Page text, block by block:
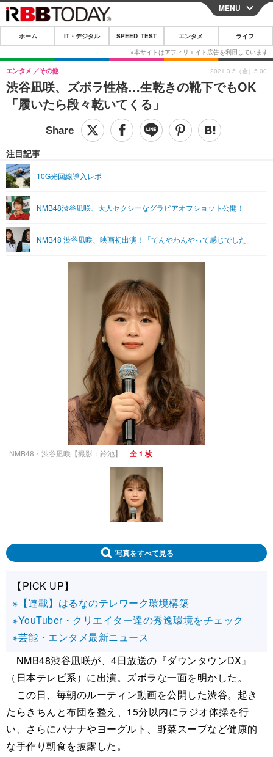
CLOSE
ホーム
IT・デジタル
IT・デジタルTOP スマートフォン
ショッピング その他
SPEED TEST
エンタメTOP 映画・ドラマ
グラビア ブログ
ショッピング その他
ライフTOP
リリース一覧
プッシュ通知の停止方法
MENU
ホーム IT・デジタル SPEED TEST エンタメ ライフ
渋谷凪咲、ズボラ性格…生乾きの靴下でもOK
「履いたら段々乾いてくる」
エンタメ その他
注目記事
10G光回線導入レポ
NMB48渋谷凪咲、大人セクシーなグラビアオフショット公開！
NMB48 渋谷凪咲、映画初出演！「てんやわんやって感じでした」
2021.3.5（金）5:00
NMB48・渋谷凪咲【撮影：鈴池】 全 1 枚
写真をすべて見る
【PICK UP】
※【連載】はるなのテレワーク環境構築
※YouTuber・クリエイター達の秀逸環境をチェック
※芸能・エンタメ最新ニュース
NMB48渋谷凪咲が、4日放送の『ダウンタウンDX』
（日本テレビ系）に出演。ズボラな一面を明かした。
この日、毎朝のルーティン動画を公開した渋谷。起き
たらきちんと布団を整え、15分以内にラジオ体操を行
い、さらにバナナやヨーグルト、野菜スープなど健康的
な手作り朝食を披露した。